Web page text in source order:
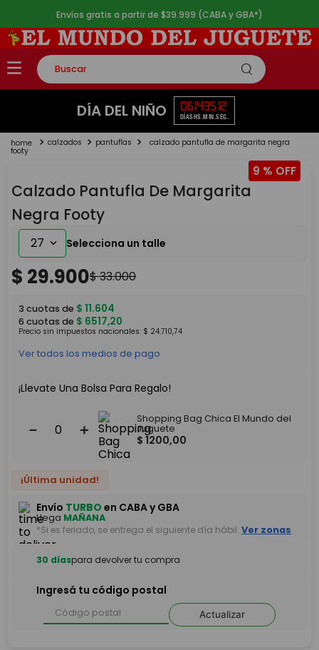
Envíos gratis a partir de $39.999 (CABA y GBA*)
Buscar
TÉRMINOS MÁS BUSCADOS
2.
lego
4.
monopatin
5. toy story
DÍA DEL NIÑO 06
DÍAS
14
HS.
35
MIN.
12
SEG.
calzados pantuflas calzado pantufla de margarita negra
footy
9 %
Calzado Pantufla De Margarita
Negra Footy
27
$ 29.900$33.000
3 cuotas de $ 11.604
6 cuotas de $ 6517,20
Precio sin impuestos nacionales: $ 24.710,74
Ver todos los medios de pago
¡Llevate Una Bolsa Para Regalo!
＋
－
Shopping Bag Chica El Mundo del
Juguete
$ 1200,00
¡Última unidad!
Envío TURBO en CABA y GBA
Llega MAÑANA
*Si es feriado, se entrega el siguiente día hábil. Ver zonas
30 díaspara devolver tu compra
Ingresá tu código postal
Actualizar